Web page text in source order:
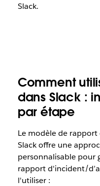
Slack.
Comment
dans Slack :
par étape
Le modèle de
Slack offre une
personnalisable pour
rapport d'incident/
l'utiliser :